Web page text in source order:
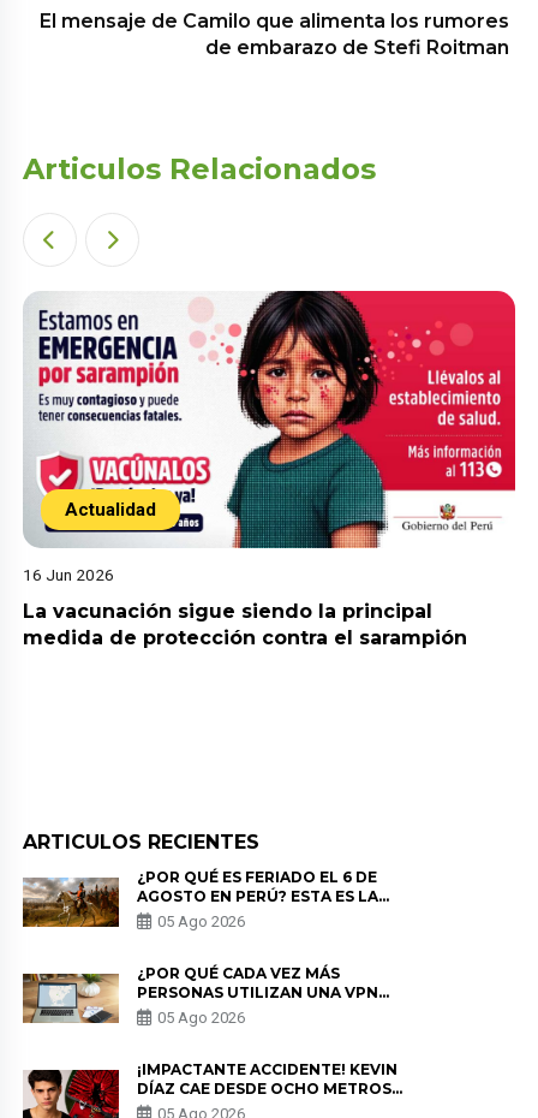
El mensaje de Camilo que alimenta los rumores
de embarazo de Stefi Roitman
Articulos Relacionados
Actualidad
16 Jun 2026
La vacunación sigue siendo la principal
medida de protección contra el sarampión
ARTICULOS RECIENTES
¿POR QUÉ ES FERIADO EL 6 DE
AGOSTO EN PERÚ? ESTA ES LA
HISTORIA
05 Ago 2026
¿POR QUÉ CADA VEZ MÁS
PERSONAS UTILIZAN UNA VPN
PARA PROTEGER SU
PRIVACIDAD?
05 Ago 2026
¡IMPACTANTE ACCIDENTE! KEVIN
DÍAZ CAE DESDE OCHO METROS
EN “ESTO ES GUERRA” Y GENERA
05 Ago 2026